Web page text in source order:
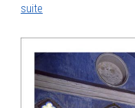
suite